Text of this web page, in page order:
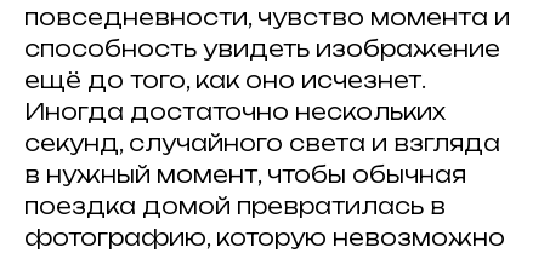
повседневности, чувство момента и
способность увидеть изображение
ещё до того, как оно исчезнет.
Иногда достаточно нескольких
секунд, случайного света и взгляда
в нужный момент, чтобы обычная
поездка домой превратилась в
фотографию, которую невозможно